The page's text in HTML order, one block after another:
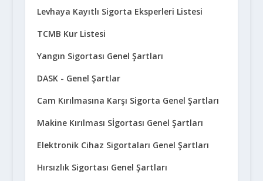
Levhaya Kayıtlı Sigorta Eksperleri Listesi
TCMB Kur Listesi
Yangın Sigortası Genel Şartları
DASK - Genel Şartlar
Cam Kırılmasına Karşı Sigorta Genel Şartları
Makine Kırılması Sİgortası Genel Şartları
Elektronik Cihaz Sigortaları Genel Şartları
Hırsızlık Sigortası Genel Şartları